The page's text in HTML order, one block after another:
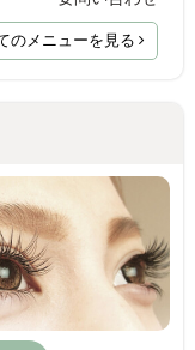
のメニューを見る